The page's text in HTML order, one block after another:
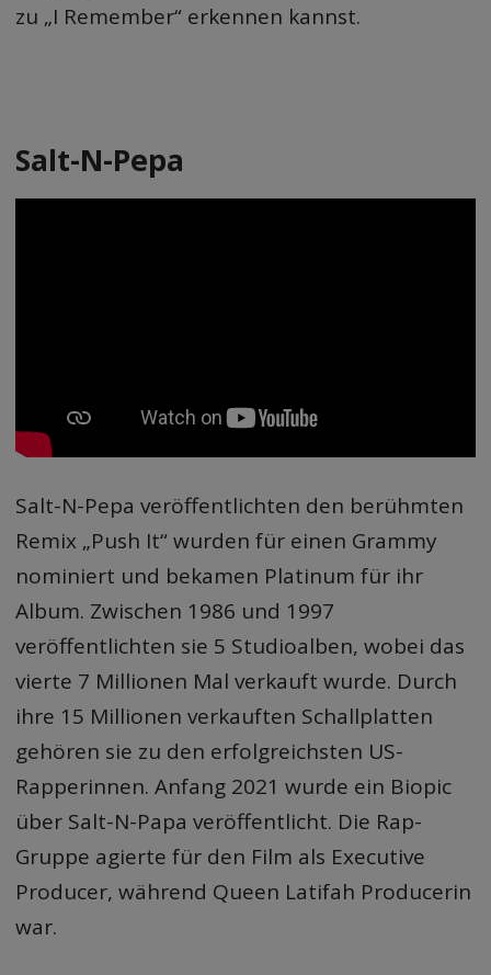
zu „I Remember“ erkennen kannst.
Salt-N-Pepa
Salt-N-Pepa veröffentlichten den berühmten
Remix „Push It“ wurden für einen Grammy
nominiert und bekamen Platinum für ihr
Album. Zwischen 1986 und 1997
veröffentlichten sie 5 Studioalben, wobei das
vierte 7 Millionen Mal verkauft wurde. Durch
ihre 15 Millionen verkauften Schallplatten
gehören sie zu den erfolgreichsten US-
Rapperinnen. Anfang 2021 wurde ein Biopic
über Salt-N-Papa veröffentlicht. Die Rap-
Gruppe agierte für den Film als Executive
Producer, während Queen Latifah Producerin
war.